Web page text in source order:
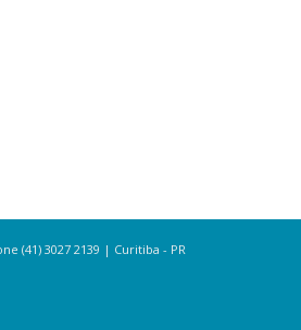
(41) 3027 2139 | Curitiba - PR